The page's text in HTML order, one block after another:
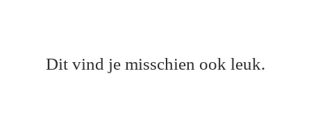
Dit vind je misschien ook leuk.